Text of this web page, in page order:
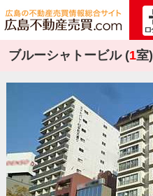
ブルーシャトービル (1室)